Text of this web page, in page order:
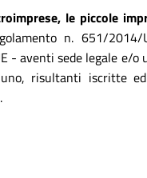
le piccole
n. 651/2014/
- aventi sede legale e/
risultanti iscritte